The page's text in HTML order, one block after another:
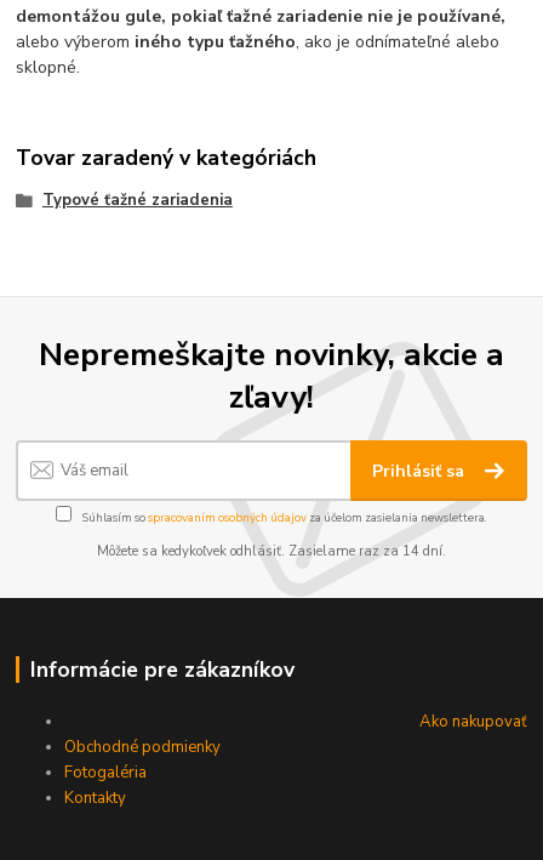
demontážou gule, pokiaľ ťažné zariadenie nie je používané,
alebo výberom iného typu ťažného, ako je odnímateľné alebo
sklopné.
Tovar zaradený v kategóriách
Typové ťažné zariadenia
Nepremeškajte novinky, akcie a
zľavy!
Prihlásiť sa
Súhlasím sospracovaním osobných údajov za účelom zasielania newslettera.
Môžete sa kedykoľvek odhlásiť. Zasielame raz za 14 dní.
Informácie pre zákazníkov
Ako nakupovať
Obchodné podmienky
Fotogaléria
Kontakty